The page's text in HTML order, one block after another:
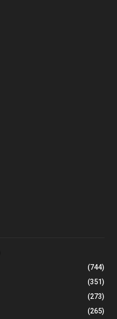
(744)
(351)
(273)
(265)